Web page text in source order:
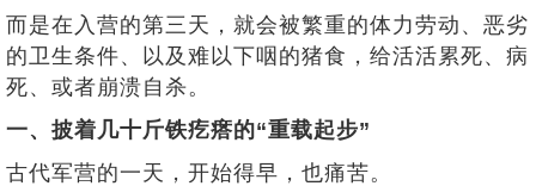
而是在入营的第三天，就会被繁重的体力劳动、恶劣
的卫生条件、以及难以下咽的猪食，给活活累死、病
死、或者崩溃自杀。
一、披着几十斤铁疙瘩的“重载起步”
古代军营的一天，开始得早，也痛苦。